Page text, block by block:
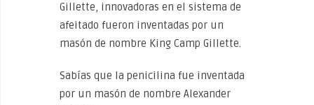
Gillette, innovadoras en el sistema de
afeitado fueron inventadas por un
masón de nombre King Camp Gillette.
Sabías que la penicilina fue inventada
por un masón de nombre Alexander